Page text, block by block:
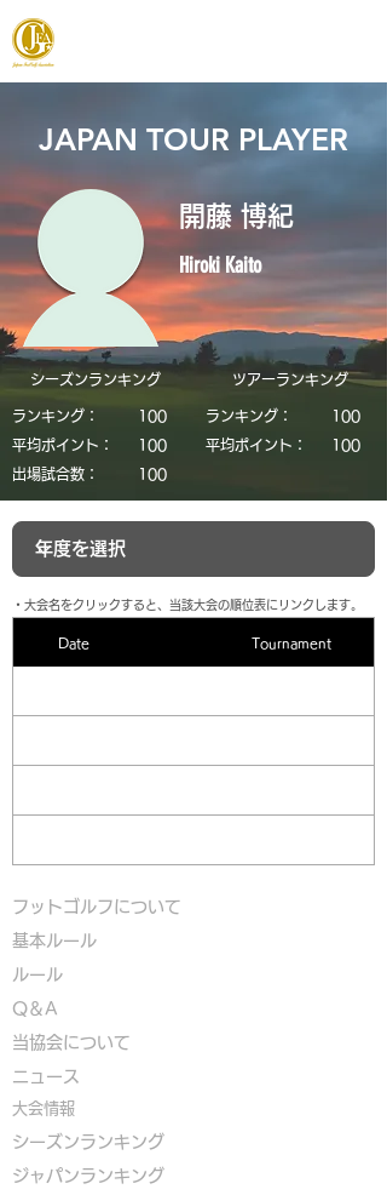
JAPAN TOUR PLAYER
開藤 博紀
Hiroki Kaito
シーズンランキング
ランキング：
​100
平均ポイント：
​100
​出場試合数：
​100
​ツアーランキング
ランキング：
​100
平均ポイント：
​100
​・大会名をクリックすると、当該大会の順位表にリンクします。
Date Tournament
フットゴルフについて
基本ルール
ルール
Q＆A
​当協会について
​ニュース
大会情報
シーズンランキング
ジャパンランキング